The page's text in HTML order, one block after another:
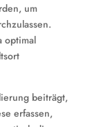
um
optimal
beiträgt,
erfassen,